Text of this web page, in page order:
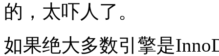
的，太吓人了。
如果绝大多数引擎是